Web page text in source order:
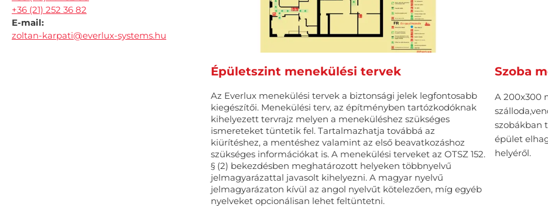
+36 (21) 252 36 82
E-mail:
zoltan-karpati@everlux-systems.hu
Épületszint menekülési tervek
Az Everlux menekülési tervek a biztonsági jelek legfontosabb
kiegészítői. Menekülési terv, az építményben tartózkodóknak
kihelyezett tervrajz melyen a meneküléshez szükséges
ismereteket tüntetik fel. Tartalmazhatja továbbá az
kiürítéshez, a mentéshez valamint az első beavatkozáshoz
szükséges információkat is. A menekülési terveket az OTSZ 152.
§ (2) bekezdésben meghatározott helyeken többnyelvű
jelmagyarázattal javasolt kihelyezni. A magyar nyelvű
jelmagyarázaton kívül az angol nyelvűt kötelezően, míg egyéb
nyelveket opcionálisan lehet feltüntetni.
Szoba
A 200x300
szobákban
épület
helyéről.